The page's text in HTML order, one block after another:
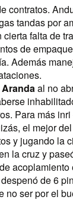
contratos.
tandas por
falta de
de
Además
al no
Para más
el mejor
y jugando la
la cruz y
acoplamiento
de 6
no ser por el